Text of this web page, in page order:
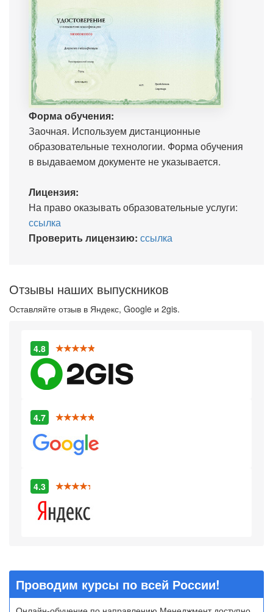
Форма обучения:
Заочная. Используем дистанционные
образовательные технологии. Форма обучения
в выдаваемом документе не указывается.
Лицензия:
На право оказывать образовательные услуги:
ссылка
Проверить лицензию: ссылка
Отзывы наших выпускников
Оставляйте отзыв в Яндекс, Google и 2gis.
4.8
4.7
4.3
Проводим курсы по всей России!